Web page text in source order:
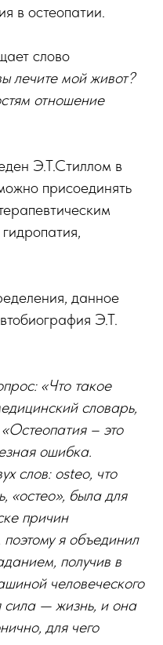
в остеопатии.
слово
лечите мой живот?
отношение
Э.Т.Стиллом в
присоединять
данное
Э.Т.
«Что такое
словарь,
– это
ошибка.
слов: osteo, что
«остео», была для
причин
поэтому я объединил
получив в
человеческого
сила — жизнь, и она
для чего